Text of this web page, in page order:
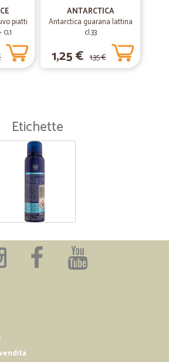
piatti
ANTARCTICA
Antarctica guarana lattina
cl.33
1,25 € 1,35 €
Etichette